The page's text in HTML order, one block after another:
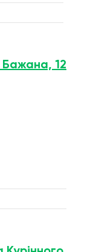
Бажана, 12